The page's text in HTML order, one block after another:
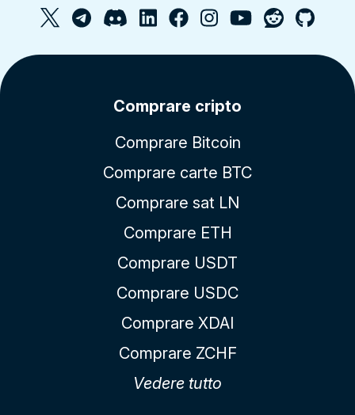
Comprare cripto
Comprare Bitcoin
Comprare carte BTC
Comprare sat LN
Comprare ETH
Comprare USDT
Comprare USDC
Comprare XDAI
Comprare ZCHF
Vedere tutto